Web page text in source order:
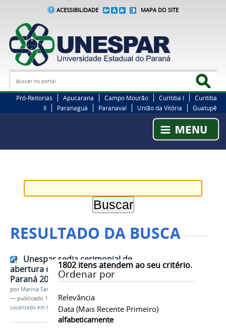
ACESSIBILIDADE MAPA DO SITE
Busca
Pró-Reitorias Apucarana Campo Mourão Curitiba I
Curitiba
II
Paranaguá Paranavaí União da Vitória Guatupê
RESULTADO DA BUSCA
1802itens atendem ao seu critério.
Ordenar por
Relevância
Data (mais Recente Primeiro)
alfabeticamente
Unespar sedia cerimonial de
abertura da Operação Rondon
Paraná 2023
por Marina Santos Daum
— publicado 11/10/2023
Localizado em Notícias